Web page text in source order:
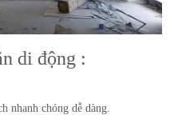
di động :
nhanh chóng dễ dàng.